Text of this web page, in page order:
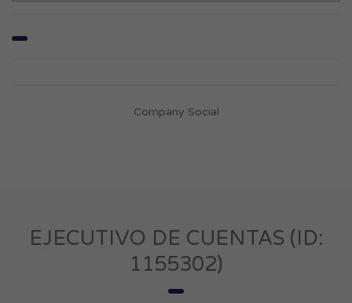
Company Social
EJECUTIVO DE CUENTAS (ID:
1155302)